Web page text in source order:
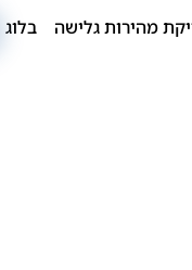
מהירות גלישה בלוג